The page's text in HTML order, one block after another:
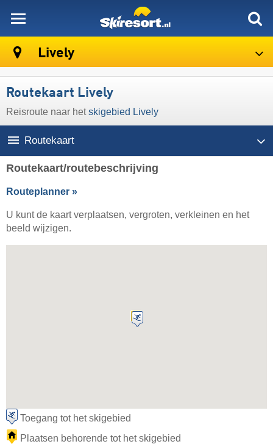
Lively
Routekaart Lively
Reisroute naar hetskigebied Lively
Routekaart
Routekaart/routebeschrijving
Routeplanner »
U kunt de kaart verplaatsen, vergroten, verkleinen en het
beeld wijzigen.
Toegang tot het skigebied
Plaatsen behorende tot het skigebied